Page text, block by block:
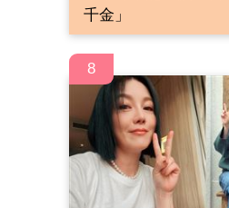
千金」
8